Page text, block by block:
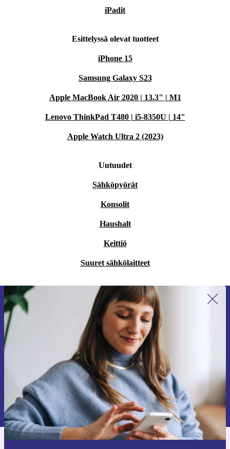
iPadit
Esittelyssä olevat tuotteet
iPhone 15
Samsung Galaxy S23
Apple MacBook Air 2020 | 13.3" | M1
Lenovo ThinkPad T480 | i5-8350U | 14"
Apple Watch Ultra 2 (2023)
Uutuudet
Sähköpyörät
Konsolit
Haushalt
Keittiö
Suuret sähkölaitteet
Liity ensimmäistä kertaa uutiskirjeen
tilaajaksi ja säästä 15 €!
Älä missaa enää yhtäkään tarjousta.
Pyydä etukuponki
Lisätietoja henkilötietojen käytöstä löydättietosuojaselosteestamme.